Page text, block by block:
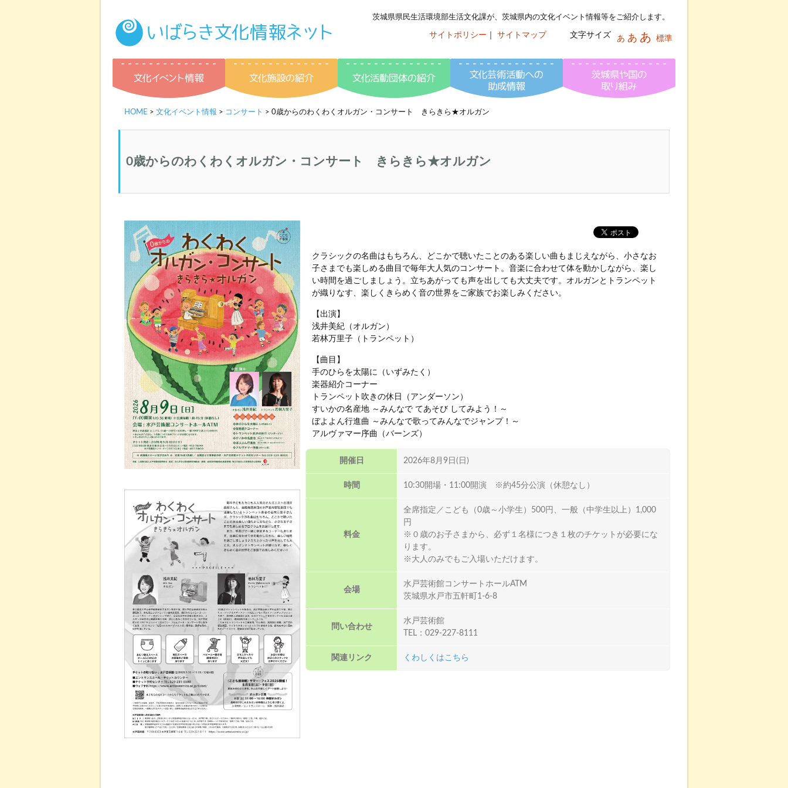
いばらき文化情報ネット
茨城県県民生活環境部生活文化課が、茨城県内の文化イベント情報等をご紹介します。
サイトポリシー サイトマップ 文字サイズ あ あ あ 標準
文化イベント情報 文化施設の紹介 文化活動団体の紹介 文化芸術活動への助成情報
HOME > 文化イベント情報 > コンサート > 0歳からのわくわくオルガン・コンサート きらきら★オルガン
0歳からのわくわくオルガン・コンサート きらきら★オルガン
クラシックの名曲はもちろん、どこかで聴いたことのある楽しい曲もまじえながら、小さなお
子さまでも楽しめる曲目で毎年大人気のコンサート。音楽に合わせて体を動かしながら、楽し
い時間を過ごしましょう。立ちあがっても声を出しても大丈夫です。オルガンとトランペット
が織りなす、楽しくきらめく音の世界をご家族でお楽しみください。
【出演】
浅井美紀（オルガン）
若林万里子（トランペット）
【曲目】
手のひらを太陽に（いずみたく）
楽器紹介コーナー
トランペット吹きの休日（アンダーソン）
すいかの名産地 ～みんなで てあそび してみよう！～
ぼよよん行進曲 ～みんなで歌ってみんなでジャンプ！～
アルヴァマー序曲（バーンズ）
開催日 2026年8月9日(日)
時間 10:30開場・11:00開演 ※約45分公演（休憩なし）
料金
全席指定／こども（0歳～小学生）500円、一般（中学生以上）1,000
円
※０歳のお子さまから、必ず１名様につき１枚のチケットが必要にな
ります。
※大人のみでもご入場いただけます。
会場
水戸芸術館コンサートホールATM
茨城県水戸市五軒町1-6-8
問い合わせ
水戸芸術館
TEL：029-227-8111
関連リンク くわしくはこちら